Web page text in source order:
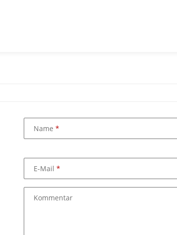
Name
E-Mail
Kommentar